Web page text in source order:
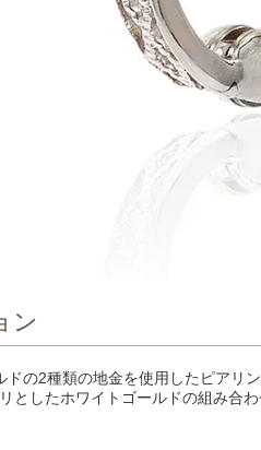
ン
の2種類の地金を使用したピアリン
としたホワイトゴールドの組み合